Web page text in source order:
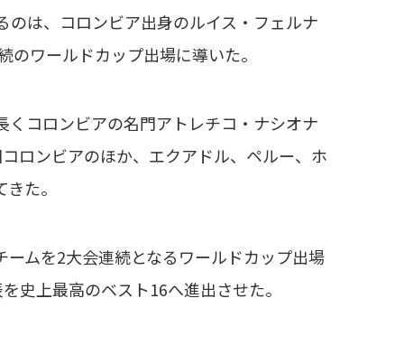
は、コロンビア出身のルイス・フェルナ
ワールドカップ出場に導いた。
コロンビアの名門アトレチコ・ナシオナ
ロンビアのほか、エクアドル、ペルー、ホ
た。
ムを2大会連続となるワールドカップ出場
史上最高のベスト16へ進出させた。